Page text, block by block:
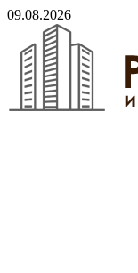
Skip
content
09.08.2026